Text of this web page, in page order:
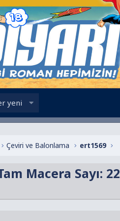
yeni
Çeviri ve Balonlama ert1569
Macera Sayı: 22